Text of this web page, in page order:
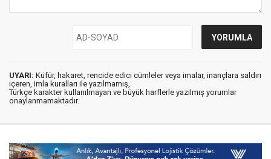
UYARI: Küfür, hakaret, rencide edici cümleler veya imalar, inançlara saldırı
içeren, imla kuralları ile yazılmamış,
Türkçe karakter kullanılmayan ve büyük harflerle yazılmış yorumlar
onaylanmamaktadır.